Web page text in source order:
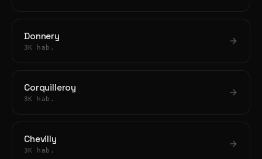
Donnery
3K hab.
Corquilleroy
3K hab.
Chevilly
3K hab.